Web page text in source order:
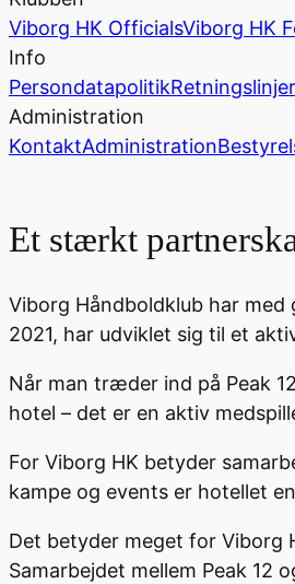
Viborg HK OfficialsViborg HK
Info
PersondatapolitikRetningslinjer
Administration
KontaktAdministration
Et stærkt
Viborg Håndboldklub har
2021, har udviklet sig til et
Når man træder ind på Peak
hotel – det er en aktiv
For Viborg HK betyder
kampe og events er hotellet
Det betyder meget for Viborg
Samarbejdet mellem Peak 12